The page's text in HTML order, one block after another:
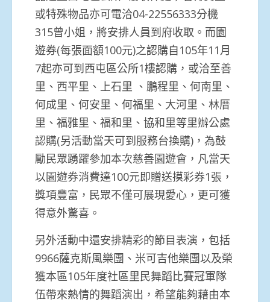
或特殊物品亦可電洽04-22556333分機
315曾小姐，將安排人員到府收取。而園
遊券(每張面額100元)之認購自105年11月
7起亦可到西屯區公所1樓認購，或洽至善
里、西平里、上石里 、鵬程里、何南里、
何成里、何安里、何福里、大河里、林厝
里、福雅里、福和里、協和里等里辦公處
認購(另活動當天可到服務台換購)，為鼓
勵民眾踴躍參加本次慈善園遊會，凡當天
以園遊券消費達100元即贈送摸彩券1張，
獎項豐富，民眾不僅可展現愛心，更可獲
得意外驚喜。
另外活動中還安排精彩的節目表演，包括
9966薩克斯風樂團、米可吉他樂團以及榮
獲本區105年度社區里民舞蹈比賽冠軍隊
伍帶來熱情的舞蹈演出，希望能夠藉由本